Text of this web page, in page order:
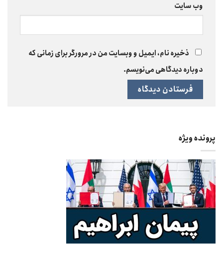
وب‌ سایت
ذخیره نام، ایمیل و وبسایت من در مرورگر برای زمانی که
دوباره دیدگاهی می‌نویسم.
پرونده ویژه